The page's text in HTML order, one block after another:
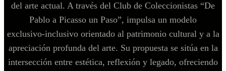
del arte actual. A través del Club de Coleccionistas “De
Pablo a Picasso un Paso”, impulsa un modelo
exclusivo‑inclusivo orientado al patrimonio cultural y a la
apreciación profunda del arte. Su propuesta se sitúa en la
intersección entre estética, reflexión y legado, ofreciendo